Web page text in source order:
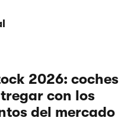
2026: coches
con los
del mercado